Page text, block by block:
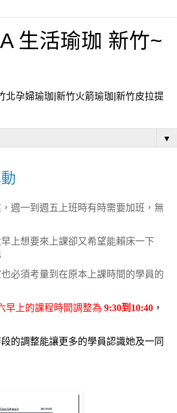
生活瑜珈 新竹~
北孕婦瑜珈|新竹火箭瑜珈|新竹皮拉提
▼
週一到週五上班時有時需要加班，無
上想要來上課卻又希望能賴床一下
必須考量到在原本上課時間的學員的
早上的課程時間調整為 9:30到10:40 ，
的調整能讓更多的學員認識她及一同